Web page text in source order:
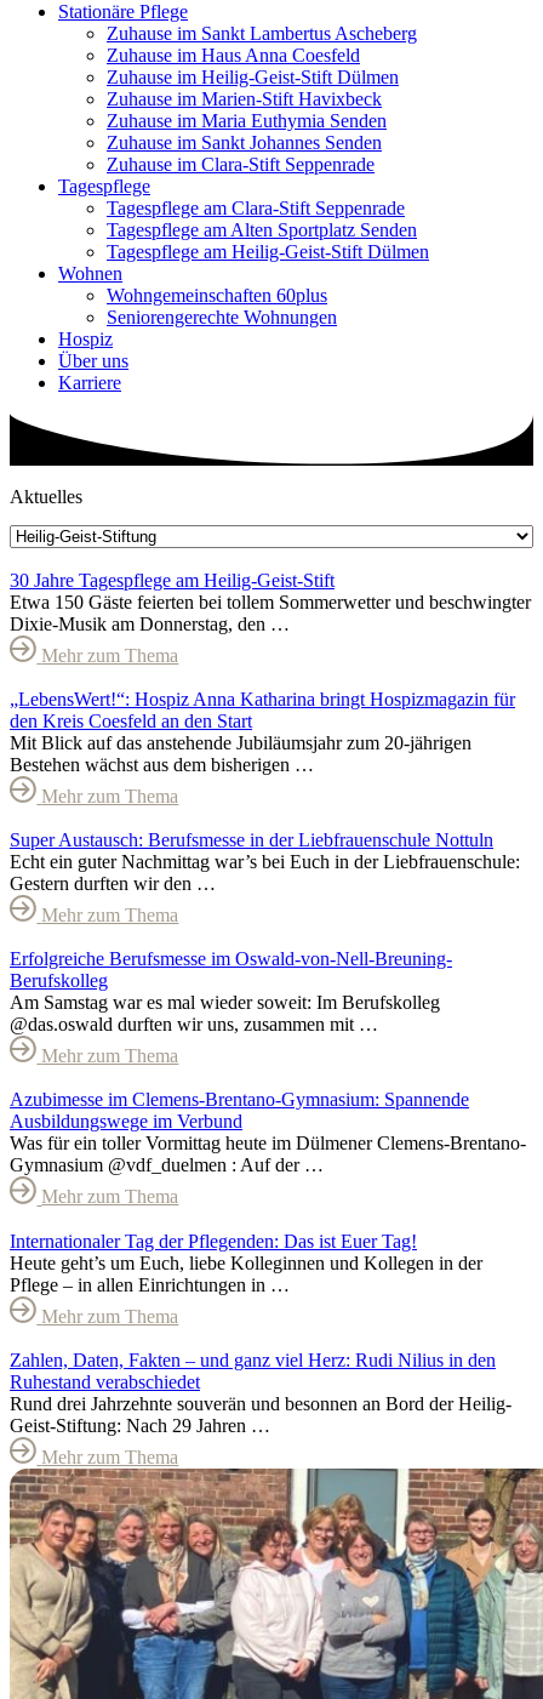
Stationäre Pflege
Zuhause im Sankt Lambertus Ascheberg
Zuhause im Haus Anna Coesfeld
Zuhause im Heilig-Geist-Stift Dülmen
Zuhause im Marien-Stift Havixbeck
Zuhause im Maria Euthymia Senden
Zuhause im Sankt Johannes Senden
Zuhause im Clara-Stift Seppenrade
Tagespflege
Tagespflege am Clara-Stift Seppenrade
Tagespflege am Alten Sportplatz Senden
Tagespflege am Heilig-Geist-Stift Dülmen
Wohnen
Wohngemeinschaften 60plus
Seniorengerechte Wohnungen
Hospiz
Über uns
Karriere
Aktuelles
30 Jahre Tagespflege am Heilig-Geist-Stift
Etwa 150 Gäste feierten bei tollem Sommerwetter und beschwingter
Dixie-Musik am Donnerstag, den …
Mehr zum Thema
„LebensWert!“: Hospiz Anna Katharina bringt Hospizmagazin für
den Kreis Coesfeld an den Start
Mit Blick auf das anstehende Jubiläumsjahr zum 20-jährigen
Bestehen wächst aus dem bisherigen …
Mehr zum Thema
Super Austausch: Berufsmesse in der Liebfrauenschule Nottuln
Echt ein guter Nachmittag war’s bei Euch in der Liebfrauenschule:
Gestern durften wir den …
Mehr zum Thema
Erfolgreiche Berufsmesse im Oswald-von-Nell-Breuning-
Berufskolleg
Am Samstag war es mal wieder soweit: Im Berufskolleg
@das.oswald durften wir uns, zusammen mit …
Mehr zum Thema
Azubimesse im Clemens-Brentano-Gymnasium: Spannende
Ausbildungswege im Verbund
Was für ein toller Vormittag heute im Dülmener Clemens-Brentano-
Gymnasium @vdf_duelmen : Auf der …
Mehr zum Thema
Internationaler Tag der Pflegenden: Das ist Euer Tag!
Heute geht’s um Euch, liebe Kolleginnen und Kollegen in der
Pflege – in allen Einrichtungen in …
Mehr zum Thema
Zahlen, Daten, Fakten – und ganz viel Herz: Rudi Nilius in den
Ruhestand verabschiedet
Rund drei Jahrzehnte souverän und besonnen an Bord der Heilig-
Geist-Stiftung: Nach 29 Jahren …
Mehr zum Thema